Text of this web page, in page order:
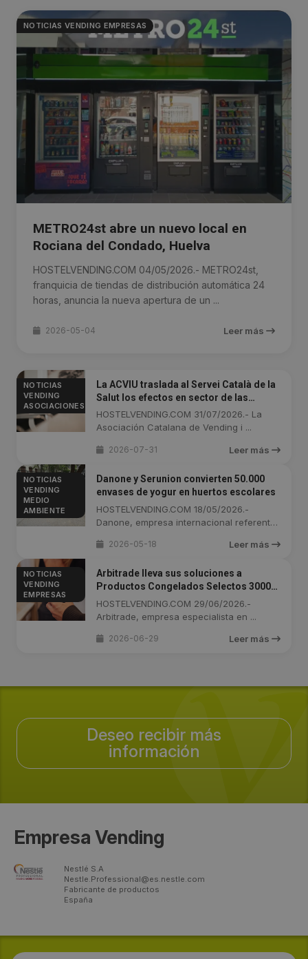
NOTICIAS VENDING EMPRESAS
METRO24st abre un nuevo local en
Rociana del Condado, Huelva
HOSTELVENDING.COM 04/05/2026.- METRO24st,
franquicia de tiendas de distribución automática 24
horas, anuncia la nueva apertura de un ...
2026-05-04 Leer más
NOTICIAS
VENDING
ASOCIACIONES
La ACVIU traslada al Servei Català de la
Salut los efectos en sector de las
nuevas políticas de alimentación
saludable
HOSTELVENDING.COM 31/07/2026.- La
Asociación Catalana de Vending i ...
2026-07-31 Leer más
NOTICIAS
VENDING
MEDIO
AMBIENTE
Danone y Serunion convierten 50.000
envases de yogur en huertos escolares
HOSTELVENDING.COM 18/05/2026.-
Danone, empresa internacional referente
2026-05-18 Leer más
NOTICIAS
VENDING
EMPRESAS
Arbitrade lleva sus soluciones a
Productos Congelados Selectos 3000
S.L. y CAIBA
HOSTELVENDING.COM 29/06/2026.-
Arbitrade, empresa especialista en ...
2026-06-29 Leer más
Deseo recibir más
información
Empresa Vending
Nestlé S.A
Nestle.Professional@es.nestle.com
Fabricante de productos
España